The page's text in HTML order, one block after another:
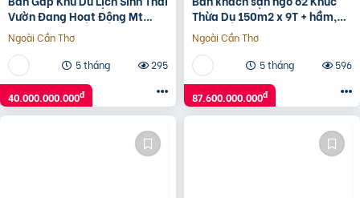
Vườn Đang Hoạt Động Mt
Nhựa Củ Chi Giá Tốt
Ngoài Cần Thơ
5 tháng
295
40.000.000.000đ
Thừa Dụ 150m2 x 9T + hầm,
mặt tiền 8.6m.31 phòng.
Ngoài Cần Thơ
5 tháng
596
87.600.000.000đ